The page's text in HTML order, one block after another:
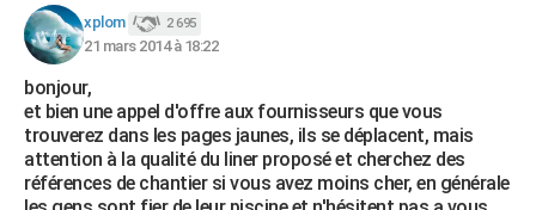
FORUM
Bricolage
Lifestyle
Culture
Sport
Auto
Television
Voyage
Cinema
xplom 2 695
21 mars 2014 à 18:22
bonjour,
et bien une appel d'offre aux fournisseurs que vous
trouverez dans les pages jaunes, ils se déplacent, mais
attention à la qualité du liner proposé et cherchez des
références de chantier si vous avez moins cher, en générale